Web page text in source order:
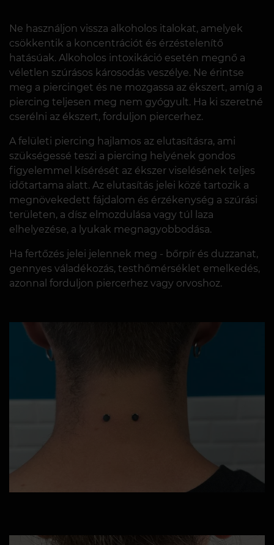
Ne használjon vissza alkoholos italokat, amelyek
csökkentik a koncentrációt és érzéstelenítő
hatásúak. Alkoholos intoxikáció esetén megnő a
véletlen szúrásos károsodás veszélye. Ne érintse
meg a piercinget és ne mozgassa az ékszert, amíg a
piercing teljesen meg nem gyógyult. Ha ki szeretné
cserélni az ékszert, forduljon piercerhez.
A felületi piercing hajlamos az elutasításra, ami
szükségessé teszi a piercing helyének gondos
figyelemmel kísérését az ékszer viselésének teljes
időtartama alatt. Az elutasítás jelei közé tartozik a
megnövekedett fájdalom és érzékenység a szúrási
területen, a dísz elmozdulása vagy túl laza
elhelyezése, a lyukak megnagyobbodása.
Ha fertőzés jelei jelennek meg - bőrpír és duzzanat,
gennyes váladékozás, testhőmérséklet emelkedés,
azonnal forduljon piercerhez vagy orvoshoz.